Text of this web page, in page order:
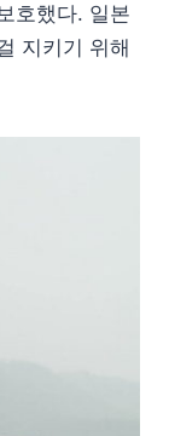
호했다. 일본
지키기 위해